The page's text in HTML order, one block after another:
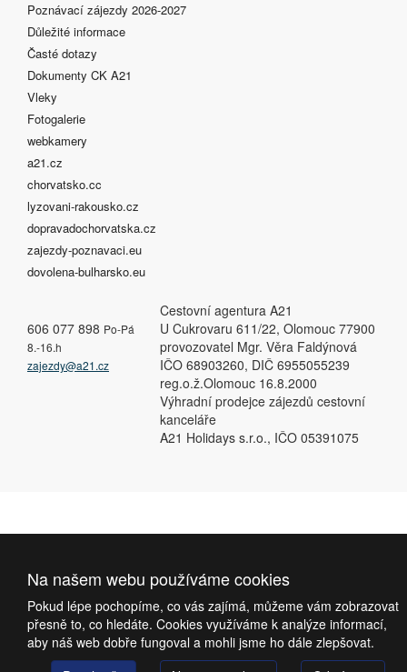
Poznávací zájezdy 2026-2027
Důležité informace
Časté dotazy
Dokumenty CK A21
Vleky
Fotogalerie
webkamery
a21.cz
chorvatsko.cc
lyzovani-rakousko.cz
dopravadochorvatska.cz
zajezdy-poznavaci.eu
dovolena-bulharsko.eu
606 077 898 Po-Pá
8.-16.h
zajezdy@a21.cz
Cestovní agentura A21
U Cukrovaru 611/22, Olomouc 77900
provozovatel Mgr. Věra Faldýnová
IČO 68903260, DIČ 6955055239
reg.o.ž.Olomouc 16.8.2000
Výhradní prodejce zájezdů cestovní
kanceláře
A21 Holidays s.r.o., IČO 05391075
Na našem webu používáme cookies
Pokud lépe pochopíme, co vás zajímá, můžeme vám zobrazovat
přesně to, co hledáte. Cookies využíváme k analýze informací,
aby náš web dobře fungoval a mohli jsme ho dále zlepšovat.